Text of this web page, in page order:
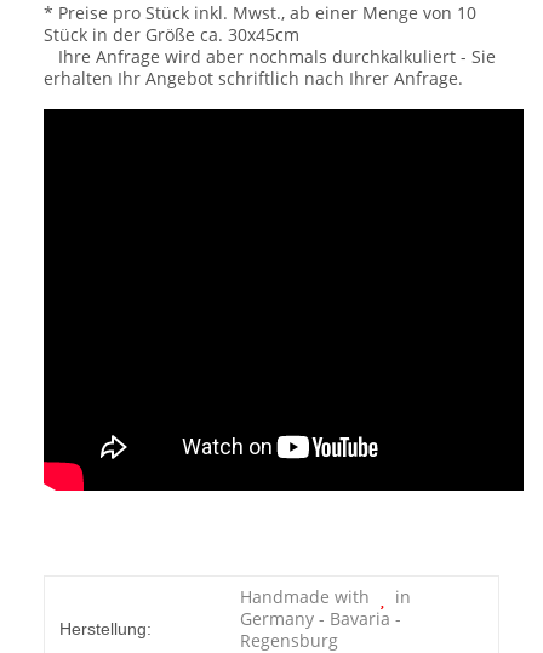
* Preise pro Stück inkl. Mwst., ab einer Menge von 10
Stück in der Größe ca. 30x45cm
Ihre Anfrage wird aber nochmals durchkalkuliert - Sie
erhalten Ihr Angebot schriftlich nach Ihrer Anfrage.
Herstellung:
Handmade with
in
Germany - Bavaria -
Regensburg